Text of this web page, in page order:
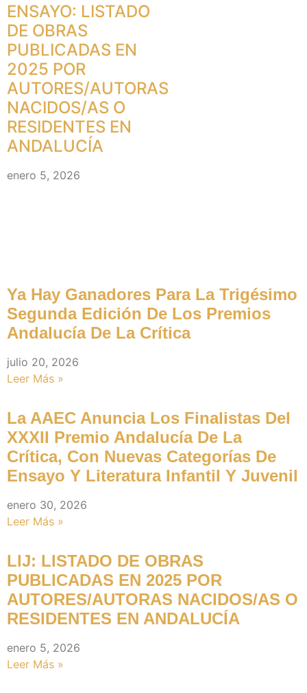
ENSAYO: LISTADO
DE OBRAS
PUBLICADAS EN
2025 POR
AUTORES/AUTORAS
NACIDOS/AS O
RESIDENTES EN
ANDALUCÍA
enero 5, 2026
Ya Hay Ganadores Para La Trigésimo
Segunda Edición De Los Premios
Andalucía De La Crítica
julio 20, 2026
Leer Más »
La AAEC Anuncia Los Finalistas Del
XXXII Premio Andalucía De La
Crítica, Con Nuevas Categorías De
Ensayo Y Literatura Infantil Y Juvenil
enero 30, 2026
Leer Más »
LIJ: LISTADO DE OBRAS
PUBLICADAS EN 2025 POR
AUTORES/AUTORAS NACIDOS/AS O
RESIDENTES EN ANDALUCÍA
enero 5, 2026
Leer Más »